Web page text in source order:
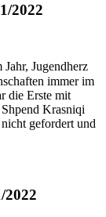
2022
Jugendherz
immer im
die Erste mit
Krasniqi
gefordert und
2022